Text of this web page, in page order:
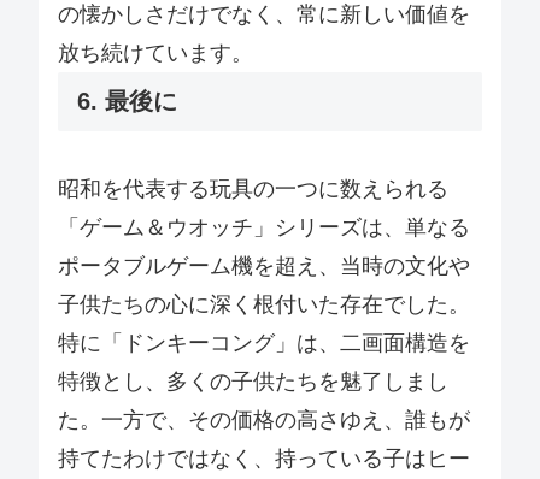
の懐かしさだけでなく、常に新しい価値を
放ち続けています。
6. 最後に
昭和を代表する玩具の一つに数えられる
「ゲーム＆ウオッチ」シリーズは、単なる
ポータブルゲーム機を超え、当時の文化や
子供たちの心に深く根付いた存在でした。
特に「ドンキーコング」は、二画面構造を
特徴とし、多くの子供たちを魅了しまし
た。一方で、その価格の高さゆえ、誰もが
持てたわけではなく、持っている子はヒー